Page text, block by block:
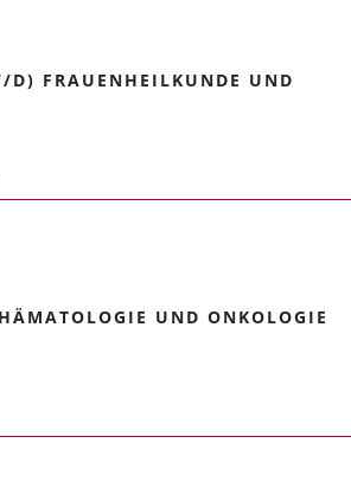
D) FRAUENHEILKUNDE UND
UND ONKOLOGIE